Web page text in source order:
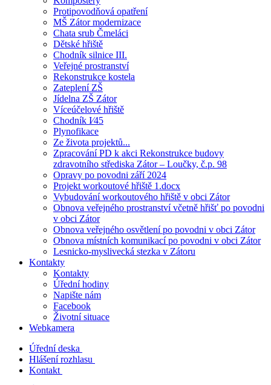
Protipovodňová opatření
MŠ Zátor modernizace
Chata srub Čmeláci
Dětské hřiště
Chodník silnice III.
Veřejné prostranství
Rekonstrukce kostela
Zateplení ZŠ
Jídelna ZŠ Zátor
Víceúčelové hřiště
Chodník I⁄45
Plynofikace
Ze života projektů...
Zpracování PD k akci Rekonstrukce budovy
zdravotního střediska Zátor – Loučky, č.p. 98
Opravy po povodni září 2024
Projekt workoutové hřiště 1.docx
Vybudování workoutového hřiště v obci Zátor
Obnova veřejného prostranství včetně hřišť po povodni
v obci Zátor
Obnova veřejného osvětlení po povodni v obci Zátor
Obnova místních komunikací po povodni v obci Zátor
Lesnicko-myslivecká stezka v Zátoru
Kontakty
Kontakty
Úřední hodiny
Napište nám
Facebook
Životní situace
Webkamera
Úřední deska
Hlášení rozhlasu
Kontakt